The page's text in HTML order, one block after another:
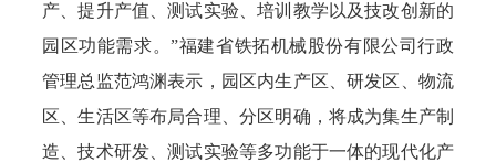
产、提升产值、测试实验、培训教学以及技改创新的
园区功能需求。”福建省铁拓机械股份有限公司行政
管理总监范鸿渊表示，园区内生产区、研发区、物流
区、生活区等布局合理、分区明确，将成为集生产制
造、技术研发、测试实验等多功能于一体的现代化产